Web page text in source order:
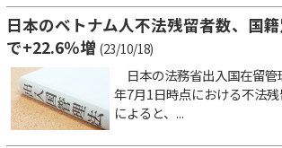
日本のベトナム人不法残留者数、国
で+22.6％増 (23/10/18)
日本の法務省出入国在留管
年7月1日時点における不法
によると、...